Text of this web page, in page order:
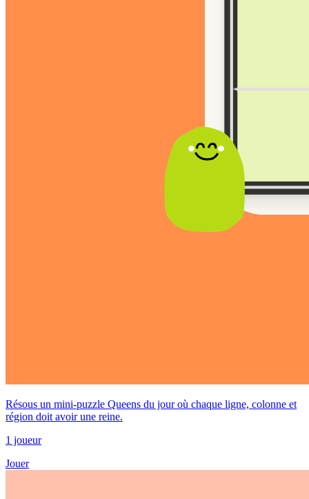
Résous un mini-puzzle Queens du jour où chaque ligne, colonne et
région doit avoir une reine.
1 joueur
Jouer